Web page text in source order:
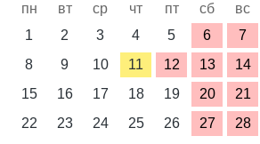
пн вт ср чт пт сб
вс
1
2 3 4 5 6
7
8
9 10 11 12 13
14
15
16 17 18 19 20
21
22
23 24 25 26 27
28